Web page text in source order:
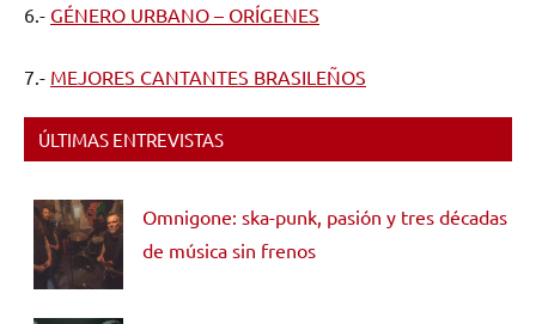
6.- GÉNERO URBANO – ORÍGENES
7.- MEJORES CANTANTES BRASILEÑOS
ÚLTIMAS ENTREVISTAS
Omnigone: ska-punk, pasión y tres décadas
de música sin frenos